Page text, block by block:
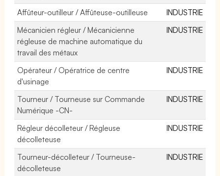
Affûteur-outilleur / Affûteuse-outilleuse
INDUSTRIE
Mécanicien régleur / Mécanicienne
régleuse de machine automatique du
travail des métaux
INDUSTRIE
Opérateur / Opératrice de centre
d'usinage
INDUSTRIE
Tourneur / Tourneuse sur Commande
Numérique -CN-
INDUSTRIE
Régleur décolleteur / Régleuse
décolleteuse
INDUSTRIE
Tourneur-décolleteur / Tourneuse-
décolleteuse
INDUSTRIE